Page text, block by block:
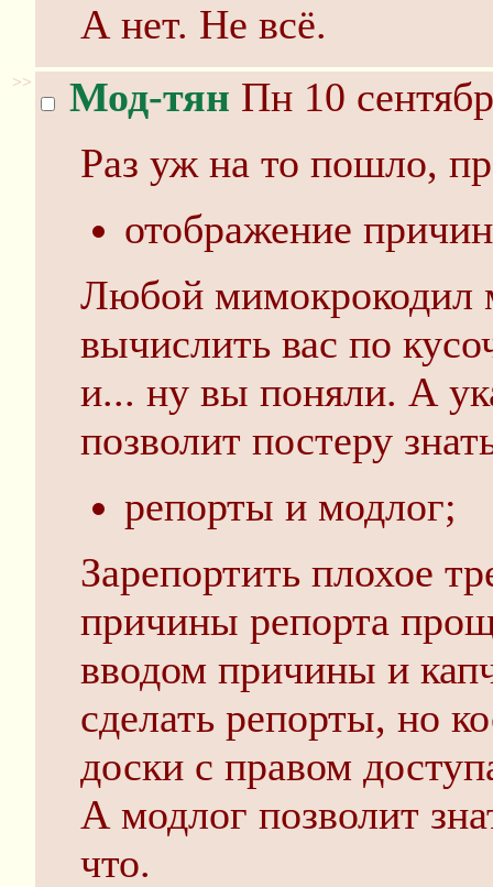
А нет. Не всё.
>> Мод-тян Пн 10
Раз уж на то пошло,
отображение
Любой мимокрокодил
вычислить вас по
и... ну вы поняли. А
позволит постеру
репорты и модлог;
Зарепортить плохое
причины репорта
вводом причины и
сделать репорты, но
доски с правом
А модлог позволит
что.